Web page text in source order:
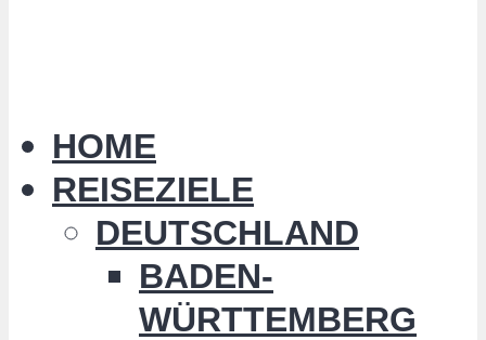
HOME
REISEZIELE
DEUTSCHLAND
BADEN-
WÜRTTEMBERG